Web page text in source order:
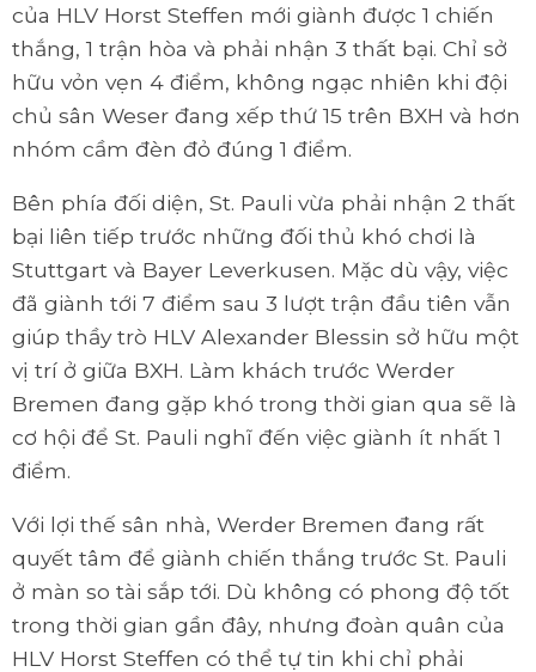
của HLV Horst Steffen mới giành được 1 chiến
thắng, 1 trận hòa và phải nhận 3 thất bại. Chỉ sở
hữu vỏn vẹn 4 điểm, không ngạc nhiên khi đội
chủ sân Weser đang xếp thứ 15 trên BXH và hơn
nhóm cầm đèn đỏ đúng 1 điểm.
Bên phía đối diện, St. Pauli vừa phải nhận 2 thất
bại liên tiếp trước những đối thủ khó chơi là
Stuttgart và Bayer Leverkusen. Mặc dù vậy, việc
đã giành tới 7 điểm sau 3 lượt trận đầu tiên vẫn
giúp thầy trò HLV Alexander Blessin sở hữu một
vị trí ở giữa BXH. Làm khách trước Werder
Bremen đang gặp khó trong thời gian qua sẽ là
cơ hội để St. Pauli nghĩ đến việc giành ít nhất 1
điểm.
Với lợi thế sân nhà, Werder Bremen đang rất
quyết tâm để giành chiến thắng trước St. Pauli
ở màn so tài sắp tới. Dù không có phong độ tốt
trong thời gian gần đây, nhưng đoàn quân của
HLV Horst Steffen có thể tự tin khi chỉ phải